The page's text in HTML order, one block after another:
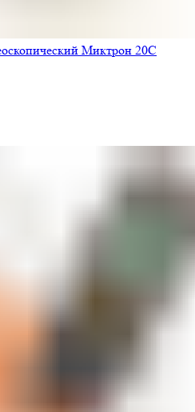
Миктрон 20С